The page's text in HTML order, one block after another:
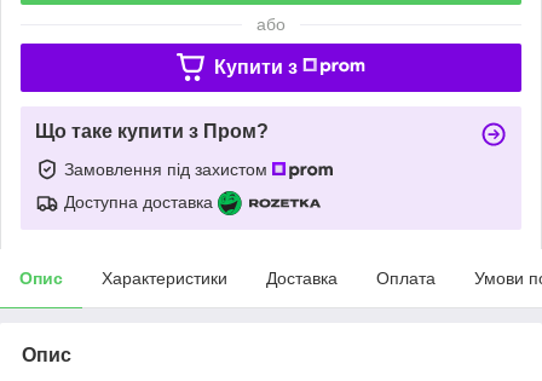
або
Купити з
Що таке купити з Пром?
Замовлення під захистом
Доступна доставка
Опис Характеристики Доставка Оплата Умови
Опис